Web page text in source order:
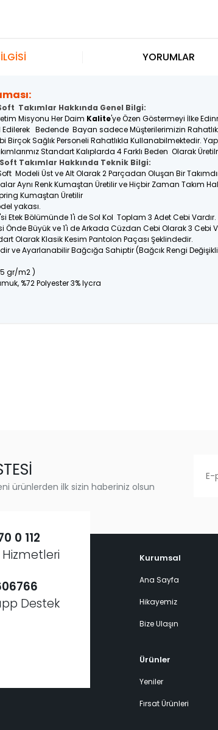
Takımlar Hakkında Genel Bilgi:
Misyonu Her Daim Kalite'ye Özen Göstermeyi İlke
Bedende Bayan sadece Müşterilerimizin
Birçok Sağlık Personeli Rahatlıkla Kullanabilmektedir.
Standart Kalıplarda 4 Farklı Beden Olarak
Takımlar Hakkında Teknik Bilgi:
Modeli Üst ve Alt Olarak 2 Parçadan Oluşan Bir
Aynı Renk Kumaştan Üretilir ve Hiçbir Zaman Takım
Kumaştan Üretilir
yakası.
Etek Bölümünde 1'i de Sol Kol Toplam 3 Adet Cebi Vardır.
Önde Büyük ve 1'i de Arkada Cüzdan Cebi Olarak 3 Cebi
Olarak Klasik Kesim Pantolon Paçası Şeklindedir.
ve Ayarlanabilir Bağcığa Sahiptir (Bağcık Rengi
gr/m2 )
%72 Polyester 3% lycra
YORUMLAR
ürünlerden ilk sizin haberiniz olsun
0 112
Destek
Kurumsal
Ana Sayfa
Hikayemiz
Bize Ulaşın
Ürünler
Yeniler
Fırsat Ürünleri